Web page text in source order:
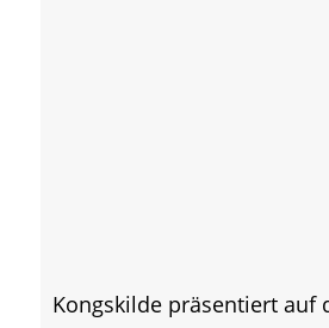
Kongskilde präsentiert auf